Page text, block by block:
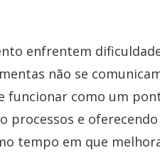
enfrentem
não se
funcionar como um
processos e
tempo em que